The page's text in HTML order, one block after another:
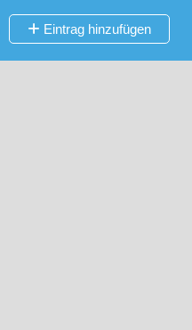
Eintrag hinzufügen